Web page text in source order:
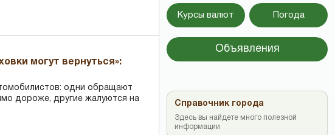
могут вернуться»:
одни обращают
дороже, другие жалуются на
Курсы валют Погода
Объявления
Справочник города
Здесь вы найдете много полезной
информации